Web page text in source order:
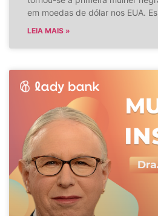
em moedas de dólar nos EUA.
LEIA MAIS »